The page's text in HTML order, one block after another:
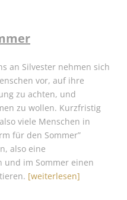
an Silvester nehmen sich
vor, auf ihre
zu achten, und
zu wollen. Kurzfristig
viele Menschen in
für den Sommer”
also eine
und im Sommer einen
[weiterlesen]